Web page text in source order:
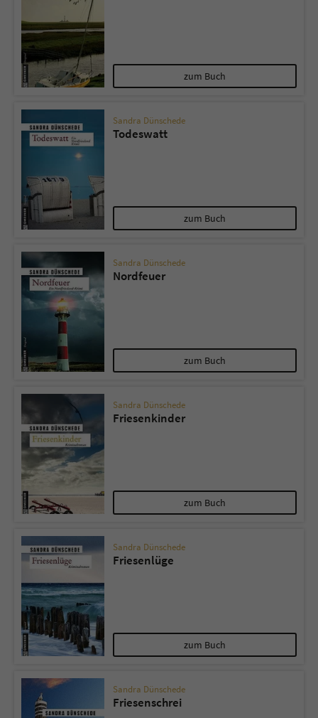
zum Buch
Sandra Dünschede
Todeswatt
zum Buch
Sandra Dünschede
Nordfeuer
zum Buch
Sandra Dünschede
Friesenkinder
zum Buch
Sandra Dünschede
Friesenlüge
zum Buch
Sandra Dünschede
Friesenschrei